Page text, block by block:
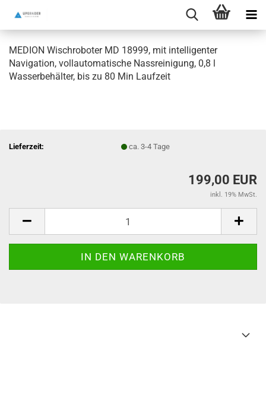
MEDION Wischroboter MD 18999, mit intelligenter
Navigation, vollautomatische Nassreinigung, 0,8 l
Wasserbehälter, bis zu 80 Min Laufzeit
Lieferzeit: ca. 3-4 Tage
199,00 EUR
inkl. 19% MwSt.